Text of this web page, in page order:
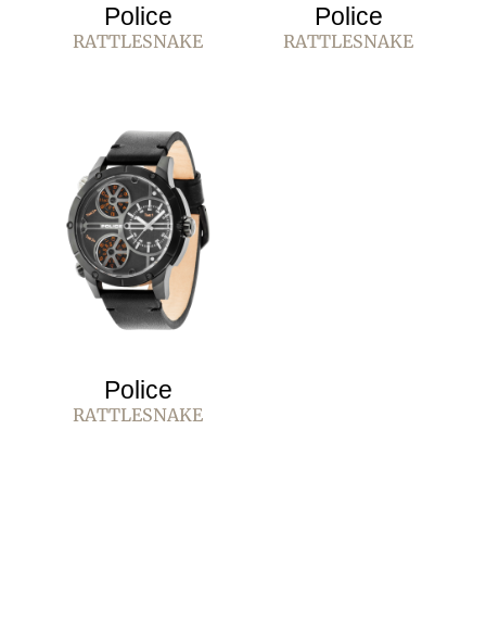
Police
RATTLESNAKE
Police
RATTLESNAKE
Police
RATTLESNAKE